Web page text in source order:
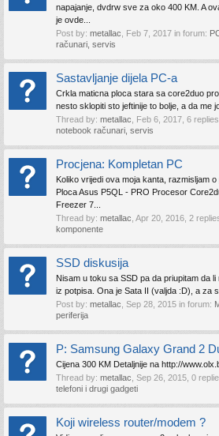
napajanje, dvdrw sve za oko 400 KM. A
je ovde...
Post by: metallac Feb 7, 2017 in forum:
računari, servis
Sastavljanje dijela PC-a
Crkla maticna ploca stara sa core2duo
nesto sklopiti sto jeftinije to bolje, a da me
Thread by: metallac Feb 6, 2017 , 6
notebook računari, servis
Procjena: Kompletan PC
Koliko vrijedi ova moja kanta, razmisljam
Ploca Asus P5QL - PRO Procesor
Freezer 7...
Thread by: metallac Apr 20, 2016 , 2
komponente
SSD diskusija
Nisam u toku sa SSD pa da priupitam da
iz potpisa. Ona je Sata II (valjda :D), a za
Post by: metallac Sep 28, 2015 in forum:
periferija
P: Samsung Galaxy Grand 2
Cijena 300 KM Detaljnije na http://
Thread by: metallac Sep 26, 2015 , 0
telefoni i drugi gadgeti
Koji wireless router/modem ?